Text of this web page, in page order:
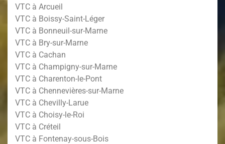
VTC à Arcueil
VTC à Boissy-Saint-Léger
VTC à Bonneuil-sur-Marne
VTC à Bry-sur-Marne
VTC à Cachan
VTC à Champigny-sur-Marne
VTC à Charenton-le-Pont
VTC à Chennevières-sur-Marne
VTC à Chevilly-Larue
VTC à Choisy-le-Roi
VTC à Créteil
VTC à Fontenay-sous-Bois